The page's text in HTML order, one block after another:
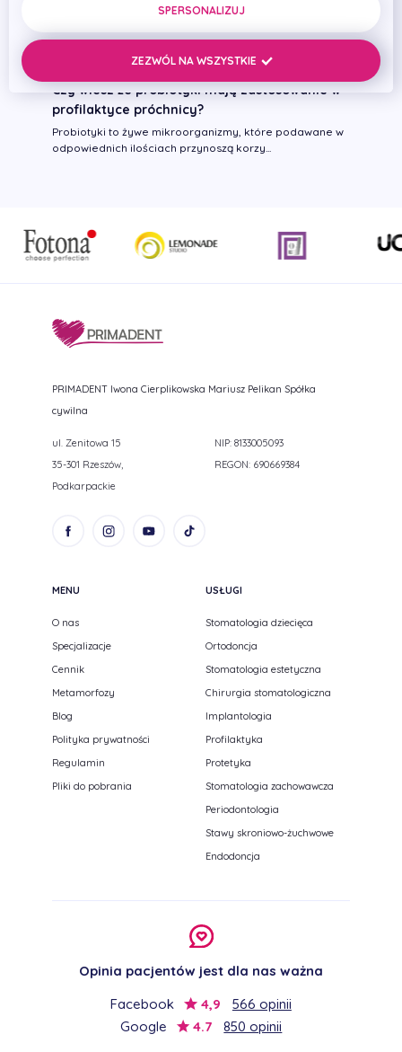
Wszystkie dziedziny stomatologii w ciągu ostatnich 15-
20 lat poszybowały o lata świetlne d...
Czy wiesz że probiotyki mają zastosowanie w
profilaktyce próchnicy?
Probiotyki to żywe mikroorganizmy, które podawane w
odpowiednich ilościach przynoszą korzy...
PRIMADENT Iwona Cierplikowska Mariusz Pelikan Spółka
cywilna
ul. Zenitowa 15
35-301 Rzeszów,
Podkarpackie
NIP: 8133005093
REGON: 690669384
MENU
O nas
Specjalizacje
Cennik
Metamorfozy
Blog
Polityka prywatności
Regulamin
Pliki do pobrania
USŁUGI
Stomatologia dziecięca
Ortodoncja
Stomatologia estetyczna
Chirurgia stomatologiczna
Implantologia
Profilaktyka
Protetyka
Stomatologia zachowawcza
Periodontologia
Stawy skroniowo-żuchwowe
Endodoncja
Opinia pacjentów jest dla nas ważna
Facebook
4,9
566 opinii
Google
4.7 850 opinii
SPERSONALIZUJ
ZEZWÓL NA WSZYSTKIE